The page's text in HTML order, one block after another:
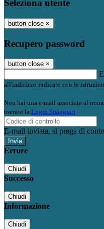
Seleziona utente
button close ×
Recupero password
button close ×
all'indirizzo indicato con le
Non hai una e-mail associata al
tramite la Login Spaggiari
E-mail inviata, si prega di
Errore
Chiudi
Successo
Chiudi
Informazione
Chiudi